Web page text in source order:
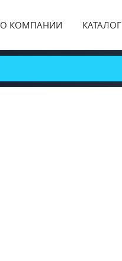
О КОМПАНИИ КАТАЛОГ